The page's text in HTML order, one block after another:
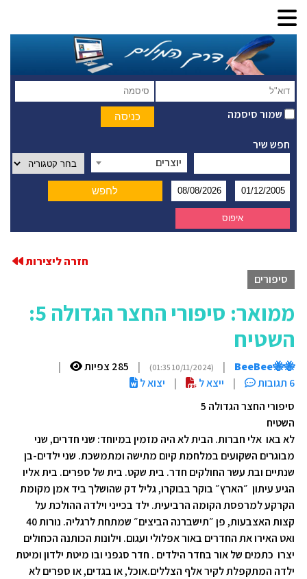
שמור סיסמה
חפש שיר
יוצרים
חזרה ליצירות
סיפורים
ממואר: סיפורי החצר הגדולה 5:
השטיח
🐝🐝BeeBee
|
(10/11/2024 01:35)
| 285 צפיות
|
6 תגובות
| ייצא ל |
יצוא ל
סיפורי החצר הגדולה 5
השטיח
לא באו אלי חברות. הבית לא היה מזמין במיוחד: שני חדרים, שני
מבוגרים השקועים במלחמת קיום מתישה ומתמשכת. שני ילדים-בן
שנתיים ובת עשר החולקים חדר. בית שקט. בית של ספרים. בית אליו
הגיע עיתון ״הארץ״ בוקר בבוקרו, גליל דק שהושלך ביד אמן מקומת
הקרקע למרפסת הקומה הרביעית. ילד בכייני וילדה ההולכת על
קצות האצבעות, פן ״תישברנה הביצים״ שמתחת לרגליה. נורות 40
ואט האירו את החדרים באור אפלולי ועגום. וילונות הכותנה הכחולים
יצרו כתמים של אור בחדר הילדים . חדר סגפני ובו מיטת ילדון ומיטת
ילדה המתקפלת לקיר אלף הצללים.אוכל, או בגדים, או ספרים לא